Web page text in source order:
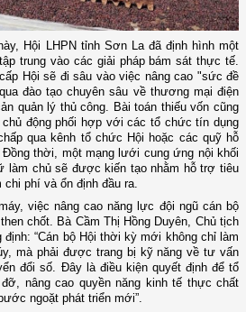
Hội LHPN tỉnh Sơn La đã định hình một
trung vào các giải pháp bám sát thực tế.
Hội sẽ đi sâu vào việc nâng cao "sức đề
đào tạo chuyên sâu về thương mại điện
quản lý thủ công. Bài toán thiếu vốn cũng
động phối hợp với các tổ chức tín dụng
qua kênh tổ chức Hội hoặc các quỹ hỗ
thời, một mạng lưới cung ứng nội khối
làm chủ sẽ được kiến tạo nhằm hỗ trợ tiêu
phí và ổn định đầu ra.
việc nâng cao năng lực đội ngũ cán bộ
chốt. Bà Cầm Thị Hồng Duyên, Chủ tịch
định: “Cán bộ Hội thời kỳ mới không chỉ làm
mà phải được trang bị kỹ năng về tư vấn
đổi số. Đây là điều kiện quyết định để tổ
nâng cao quyền năng kinh tế thực chất
ngoặt phát triển mới”.